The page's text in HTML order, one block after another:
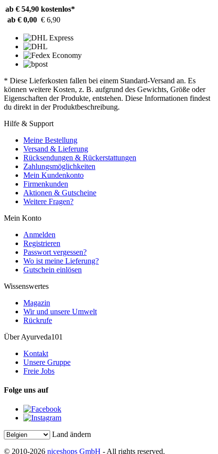
ab € 54,90 kostenlos*
ab € 0,00 € 6,90
* Diese Lieferkosten fallen bei einem Standard-Versand an. Es
können weitere Kosten, z. B. aufgrund des Gewichts, Größe oder
Eigenschaften der Produkte, entstehen. Diese Informationen findest
du direkt in der Produktbeschreibung.
Hilfe & Support
Meine Bestellung
Versand & Lieferung
Rücksendungen & Rückerstattungen
Zahlungsmöglichkeiten
Mein Kundenkonto
Firmenkunden
Aktionen & Gutscheine
Weitere Fragen?
Mein Konto
Anmelden
Registrieren
Passwort vergessen?
Wo ist meine Lieferung?
Gutschein einlösen
Wissenswertes
Magazin
Wir und unsere Umwelt
Rückrufe
Über Ayurveda101
Kontakt
Unsere Gruppe
Freie Jobs
Folge uns auf
Land ändern
© 2010-2026 niceshops GmbH - All rights reserved.